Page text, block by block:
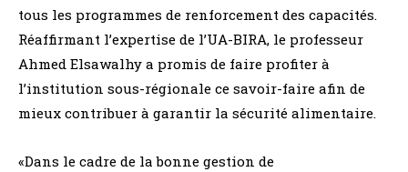
tous les programmes de renforcement des capacités.
Réaffirmant l’expertise de l’UA-BIRA, le professeur
Ahmed Elsawalhy a promis de faire profiter à
l’institution sous-régionale ce savoir-faire afin de
mieux contribuer à garantir la sécurité alimentaire.
«Dans le cadre de la bonne gestion de